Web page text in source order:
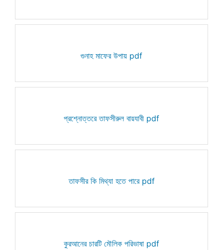
গুনাহ মাফের উপায় pdf
প্রশ্নোত্তরে তাফসীরুল বায়যাবী pdf
তাফসীর কি মিথ্যা হতে পারে pdf
কুরআনের চারটি মৌলিক পরিভাষা pdf